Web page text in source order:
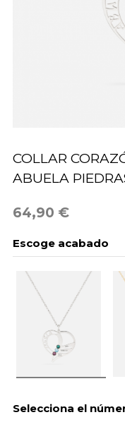
COLLAR
ABUELA
64,90 €
Escoge acabado
Selecciona el